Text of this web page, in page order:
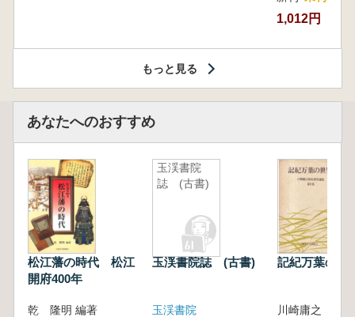
1,012円
もっと見る
あなたへのおすすめ
松江藩の時代 松江
開府400年
乾 隆明 編著
玉渓書院
誌 (古書)
玉渓書院誌 (古書)
玉渓書院
記紀万葉の世
川崎庸之 著